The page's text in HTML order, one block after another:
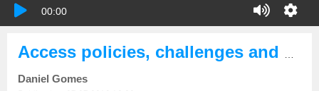
00:00
Daniel Gomes